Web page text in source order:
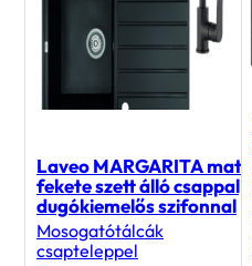
Laveo MARGARITA matt
fekete szett álló csappal,
dugókiemelős szifonnal
Mosogatótálcák
csapteleppel